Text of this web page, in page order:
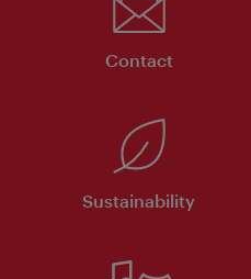
Contact
Sustainability